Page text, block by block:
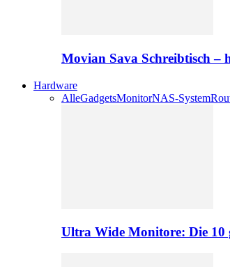
Movian Sava Schreibtisch –
Hardware
AlleGadgetsMonitorNAS-System
Ultra Wide Monitore: Die 10